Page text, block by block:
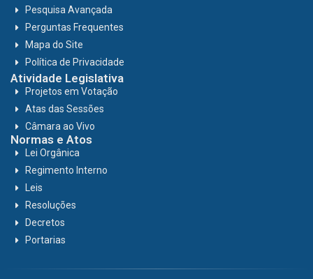
Pesquisa Avançada
Perguntas Frequentes
Mapa do Site
Política de Privacidade
Atividade Legislativa
Projetos em Votação
Atas das Sessões
Câmara ao Vivo
Normas e Atos
Lei Orgânica
Regimento Interno
Leis
Resoluções
Decretos
Portarias